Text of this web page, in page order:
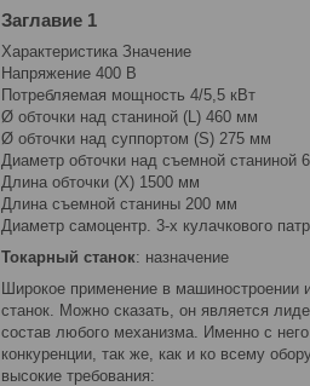
Заглавие 1
Характеристика Значение
Напряжение 400 В
Потребляемая мощность 4/5,5 кВт
Ø обточки над станиной (L) 460 мм
Ø обточки над суппортом (S) 275 мм
Диаметр обточки над съемной станиной
Длина обточки (X) 1500 мм
Длина съемной станины 200 мм
Диаметр самоцентр. 3-х кулачкового
Токарный станок: назначение
Широкое применение в машиностроении
станок. Можно сказать, он является
состав любого механизма. Именно с
конкуренции, так же, как и ко всему
высокие требования: